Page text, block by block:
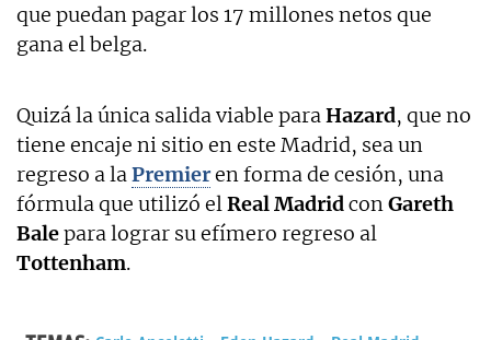
que puedan pagar los 17 millones netos que
gana el belga.
Quizá la única salida viable paraHazard, que no
tiene encaje ni sitio en este Madrid, sea un
regreso a laPremieren forma de cesión, una
fórmula que utilizó elReal MadridconGareth
Balepara lograr su efímero regreso al
Tottenham.